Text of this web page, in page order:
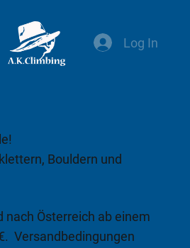
Bouldern und
nach Österreich ab einem
Versandbedingungen
Log In